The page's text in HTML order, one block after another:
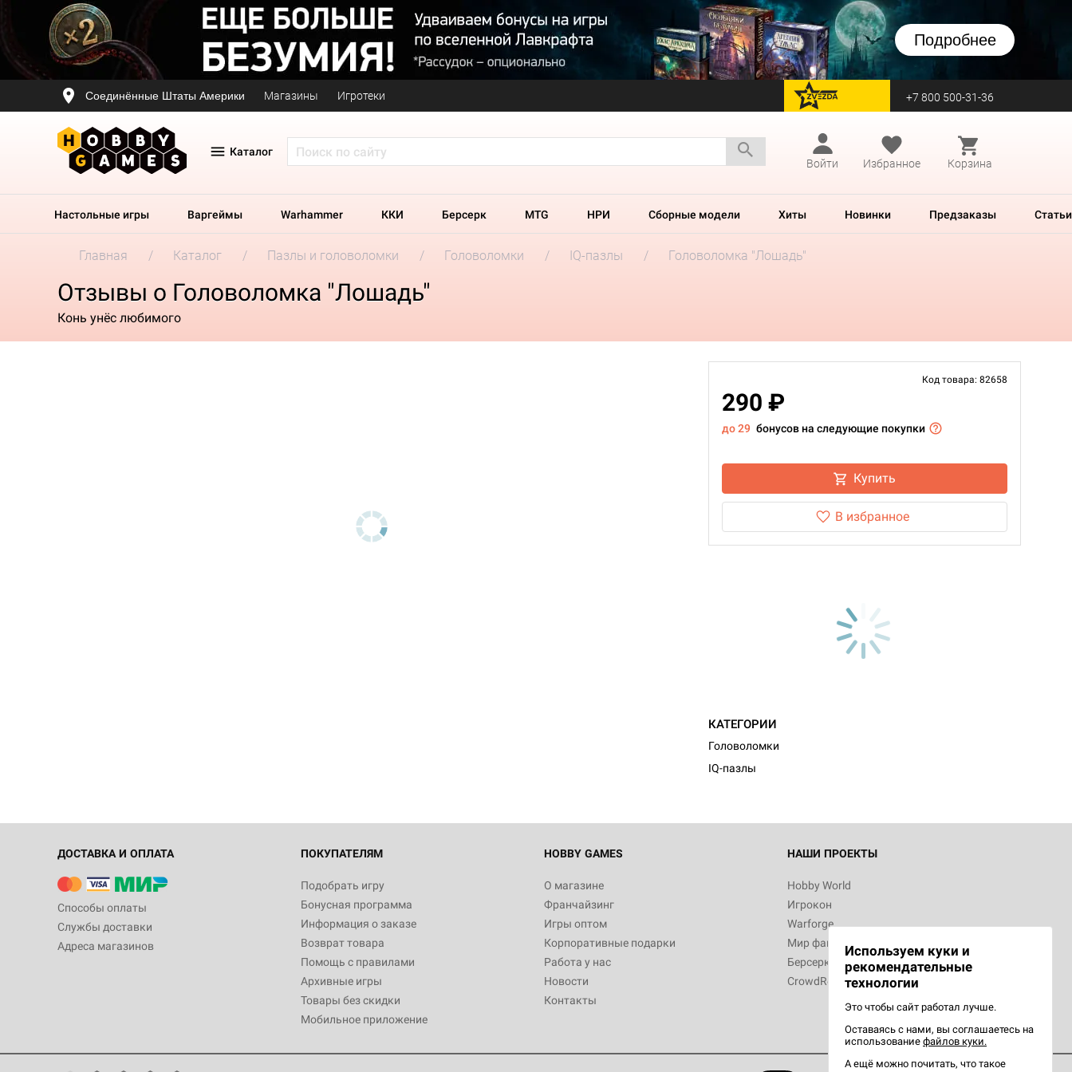
Подробнее
Соединённые Штаты Америки Магазины Игротеки перейти на Zvezda +7 800 500-31-36
Каталог
Войти
Избранное Корзина
Настольные игры Варгеймы Warhammer ККИ Берсерк MTG НРИ Сборные модели Хиты Новинки Предзаказы Статьи
Главная Каталог Пазлы и головоломки Головоломки IQ-пазлы Головоломка "Лошадь"
Отзывы о Головоломка "Лошадь"
Конь унёс любимого
Код товара: 82658
290 ₽
до 29 бонусов на следующие покупки
Купить
В избранное
КАТЕГОРИИ
Головоломки
IQ-пазлы
ДОСТАВКА И ОПЛАТА
Способы оплаты
Службы доставки
Адреса магазинов
ПОКУПАТЕЛЯМ
Подобрать игру
Бонусная программа
Информация о заказе
Возврат товара
Помощь с правилами
Архивные игры
Товары без скидки
Мобильное приложение
HOBBY GAMES
О магазине
Франчайзинг
Игры оптом
Корпоративные подарки
Работа у нас
Новости
Контакты
НАШИ ПРОЕКТЫ
Hobby World
Игрокон
Warforge
Мир фантастики
Берсерк
CrowdRepublic
Используем куки и
рекомендательные
технологии
Это чтобы сайт работал лучше.
Оставаясь с нами, вы соглашаетесь на
использование файлов куки.
А ещё можно почитать, что такое